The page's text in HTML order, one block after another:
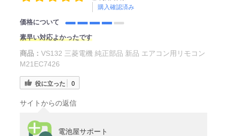
購入確認済み
価格について
素早い対応よかったです
商品： VS132 三菱電機 純正部品 新品 エアコン用リモコン
M21EC7426
役に立った 0
サイトからの返信
電池屋サポート